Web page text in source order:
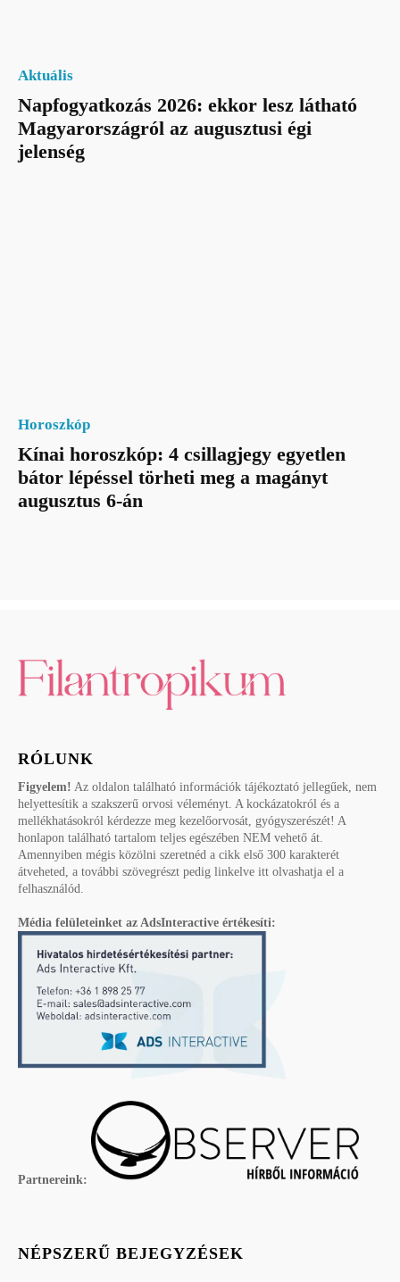
Aktuális
Napfogyatkozás 2026: ekkor lesz látható
Magyarországról az augusztusi égi
jelenség
Horoszkóp
Kínai horoszkóp: 4 csillagjegy egyetlen
bátor lépéssel törheti meg a magányt
augusztus 6-án
RÓLUNK
Figyelem! Az oldalon található információk tájékoztató jellegűek, nem
helyettesítik a szakszerű orvosi véleményt. A kockázatokról és a
mellékhatásokról kérdezze meg kezelőorvosát, gyógyszerészét! A
honlapon található tartalom teljes egészében NEM vehető át.
Amennyiben mégis közölni szeretnéd a cikk első 300 karakterét
átveheted, a további szövegrészt pedig linkelve itt olvashatja el a
felhasználód.
Média felületeinket az AdsInteractive értékesíti:
Partnereink:
NÉPSZERŰ BEJEGYZÉSEK